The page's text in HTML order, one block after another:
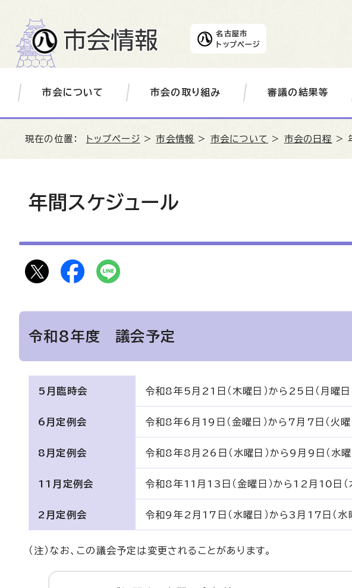
名古屋市
トップページ
市会について 市会の取り組み 審議の結果等
現在の位置： トップページ >市会情報 > 市会について > 市会の日程 >
年間スケジュール
令和8年度 議会予定
5月臨時会 令和8年5月21日（木曜日）から25日（月曜日
6月定例会 令和8年6月19日（金曜日）から7月7日（火曜
8月定例会 令和8年8月26日（水曜日）から9月9日（水曜
11月定例会 令和8年11月13日（金曜日）から12月10日（
2月定例会 令和9年2月17日（水曜日）から3月17日（水
（注）なお、この議会予定は変更されることがあります。